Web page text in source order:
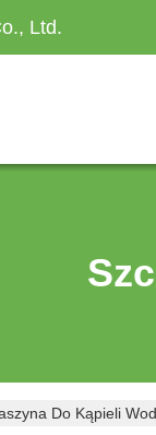
Ltd.
Do Kąpieli